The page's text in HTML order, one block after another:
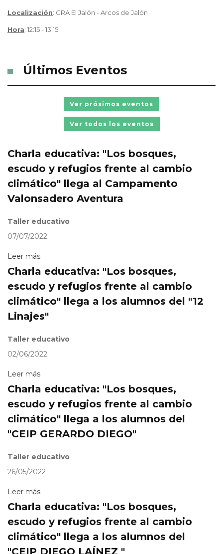
Localización: CRA El Jalón - Arcos de Jalón
Hora: 12:15 - 13:15
Últimos Eventos
Ver próximos eventos
Ver todos los eventos
Charla educativa: "Los bosques,
escudo y refugios frente al cambio
climático" llega al Campamento
Valonsadero Aventura
Taller educativo
07/07/2022
Leer más
Charla educativa: "Los bosques,
escudo y refugios frente al cambio
climático" llega a los alumnos del "12
Linajes"
Taller educativo
02/06/2022
Leer más
Charla educativa: "Los bosques,
escudo y refugios frente al cambio
climático" llega a los alumnos del
"CEIP GERARDO DIEGO"
Taller educativo
26/05/2022
Leer más
Charla educativa: "Los bosques,
escudo y refugios frente al cambio
climático" llega a los alumnos del